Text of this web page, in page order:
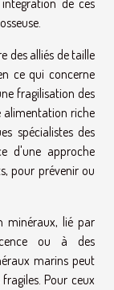
de ces
des alliés de taille
ce qui concerne
fragilisation des
alimentation riche
spécialistes des
d'une approche
pour prévenir ou
minéraux, lié par
ou à des
marins peut
Pour ceux